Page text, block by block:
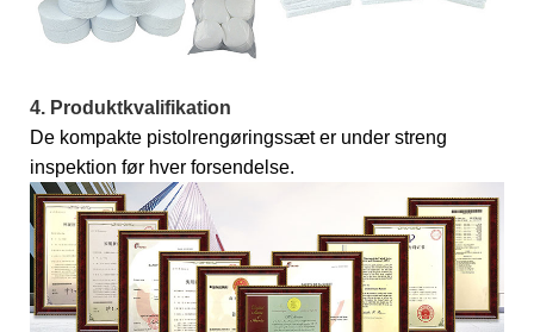
4. Produktkvalifikation
De kompakte pistolrengøringssæt er under streng
inspektion før hver forsendelse.